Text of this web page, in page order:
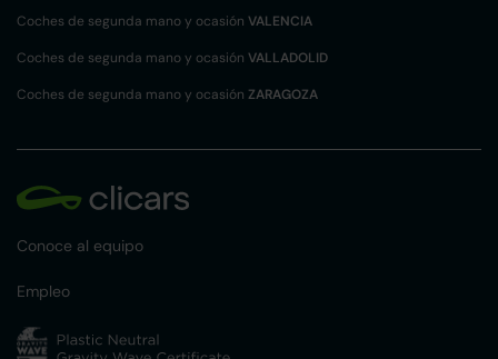
Coches de segunda mano y ocasión VALENCIA
Coches de segunda mano y ocasión VALLADOLID
Coches de segunda mano y ocasión ZARAGOZA
Conoce al equipo
Empleo